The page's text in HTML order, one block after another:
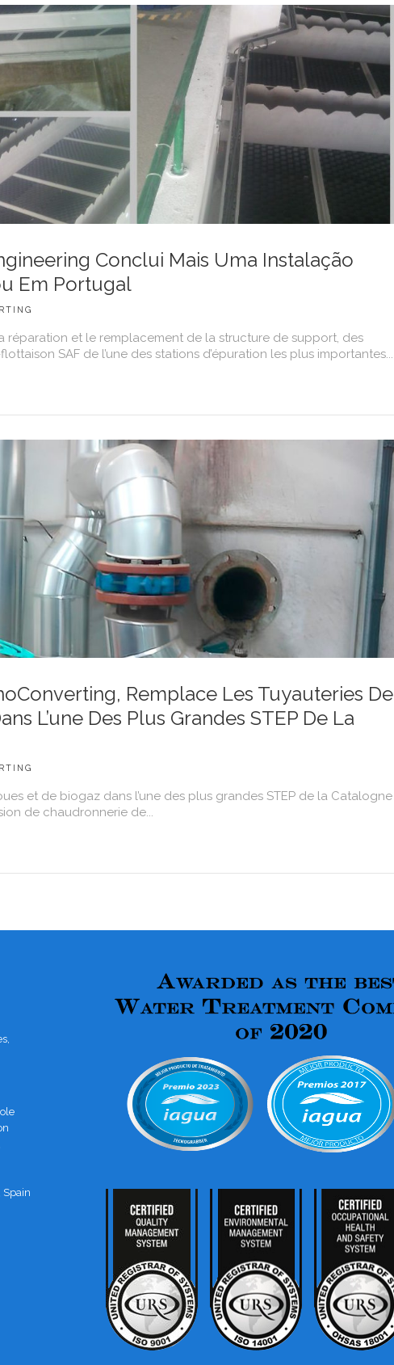
Conclui Mais Uma Instalação
Em Portugal
réparation et le remplacement de la structure de support, des
SAF de l’une des stations d’épuration les plus importantes...
Remplace Les Tuyauteries De
L’une Des Plus Grandes STEP De La
et de biogaz dans l’une des plus grandes STEP de la Catalogne
de chaudronnerie de...
Spain